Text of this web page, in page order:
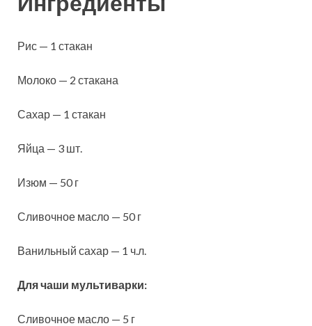
Рис — 1 стакан
Молоко — 2 стакана
Сахар — 1 стакан
Яйца — 3 шт.
Изюм — 50 г
Сливочное масло — 50 г
Ванильный сахар — 1 ч.л.
Для чаши мультиварки:
Сливочное масло — 5 г